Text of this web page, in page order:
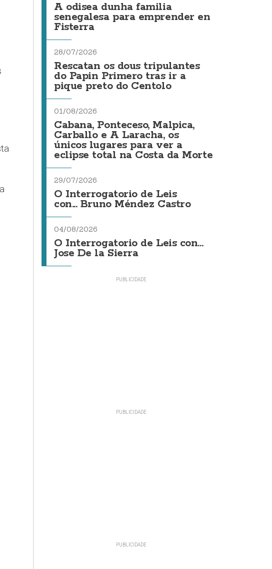
A odisea dunha familia
senegalesa para emprender en
Fisterra
28/07/2026
Rescatan os dous tripulantes
do Papin Primero tras ir a
pique preto do Centolo
01/08/2026
Cabana, Ponteceso, Malpica,
Carballo e A Laracha, os
únicos lugares para ver a
eclipse total na Costa da Morte
29/07/2026
O Interrogatorio de Leis
con... Bruno Méndez Castro
04/08/2026
O Interrogatorio de Leis con...
Jose De la Sierra